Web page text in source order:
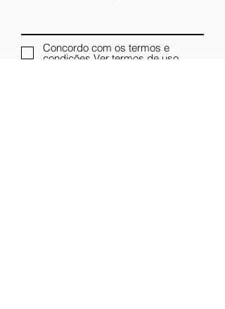
Concordo com os termos e
condições Ver termos de uso